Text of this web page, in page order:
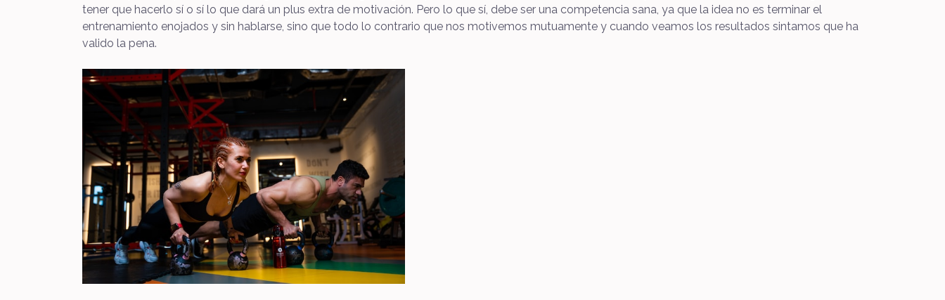
tener que hacerlo sí o sí lo que dará un plus extra de motivación. Pero lo que sí, debe ser una competencia sana, ya que la idea no es terminar el
entrenamiento enojados y sin hablarse, sino que todo lo contrario que nos motivemos mutuamente y cuando veamos los resultados sintamos que ha
valido la pena.